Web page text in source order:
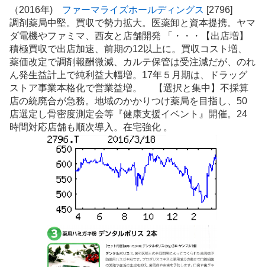
（2016年) ファーマライズホールディングス [2796]
調剤薬局中堅。買収で勢力拡大。医薬卸と資本提携。ヤマ
ダ電機やファミマ、西友と店舗開発 「・・・【出店増】
積極買収で出店加速、前期の12以上に。買収コスト増、
薬価改定で調剤報酬微減、カルテ保管は受注減だが、のれ
ん発生益計上で純利益大幅増。17年５月期は、
ドラッグ
ストア事業本格化で営業益増。 【選択と集中】不採算
店の統廃合が急務。地域のかかりつけ薬局を目指し、50
店選定し骨密度測定会等『健康支援イベント 』開催。24
時間対応店舗も順次導入。在宅強化 。